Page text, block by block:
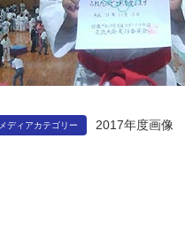
メディアカテゴリー 2017年度画像